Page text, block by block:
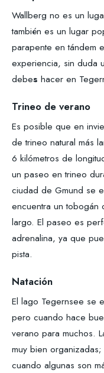
Wallberg no es un
también es un lugar
parapente en tándem
experiencia, sin duda
debes hacer en
Trineo de verano
Es posible que en
de trineo natural más
6 kilómetros de
un paseo en trineo
ciudad de Gmund se
encuentra un
largo. El paseo es
adrenalina, ya que
pista.
Natación
El lago Tegernsee se
pero cuando hace
verano para muchos.
muy bien
cuando algunas son